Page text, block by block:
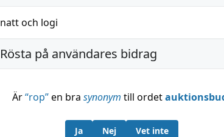
nattoch logi
Rösta på användares bidrag
Är“rop”en bra synonym till ordet
Ja Nej Vet inte